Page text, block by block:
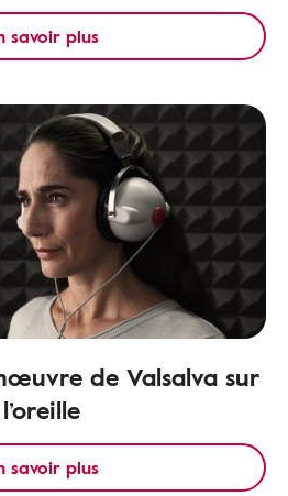
savoir plus
de Valsalva sur
l’oreille
savoir plus